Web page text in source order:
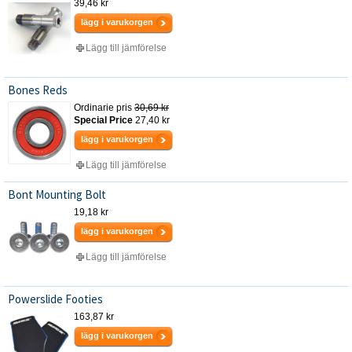
39,46 kr
lägg i varukorgen
Lägg till jämförelse
Bones Reds
Ordinarie pris 30,69 kr
Special Price 27,40 kr
lägg i varukorgen
Lägg till jämförelse
Bont Mounting Bolt
19,18 kr
lägg i varukorgen
Lägg till jämförelse
Powerslide Footies
163,87 kr
lägg i varukorgen